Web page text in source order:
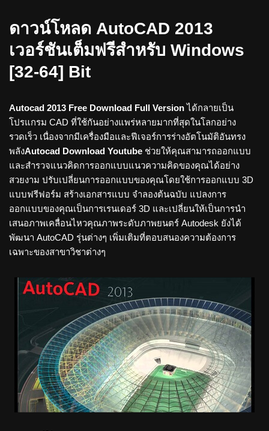
ดาวน์โหลด AutoCAD 2013
เวอร์ชันเต็มฟรีสำหรับ Windows
[32-64] Bit
Autocad 2013 Free Download Full Versionได้กลายเป็น
โปรแกรม CAD ที่ใช้กันอย่างแพร่หลายมากที่สุดในโลกอย่าง
รวดเร็ว เนื่องจากมีเครื่องมือและฟีเจอร์การร่างอัตโนมัติอันทรง
พลังAutocad Download Youtube ช่วยให้คุณสามารถออกแบบ
และสำรวจแนวคิดการออกแบบแนวความคิดของคุณได้อย่าง
สวยงาม ปรับเปลี่ยนการออกแบบของคุณโดยใช้การออกแบบ 3D
แบบฟรีฟอร์ม สร้างเอกสารแบบ จำลองต้นฉบับ แปลงการ
ออกแบบของคุณเป็นการเรนเดอร์ 3D และเปลี่ยนให้เป็นการนำ
เสนอภาพเคลื่อนไหวคุณภาพระดับภาพยนตร์ Autodesk ยังได้
พัฒนา AutoCAD รุ่นต่างๆ เพิ่มเติมที่ตอบสนองความต้องการ
เฉพาะของสาขาวิชาต่างๆ